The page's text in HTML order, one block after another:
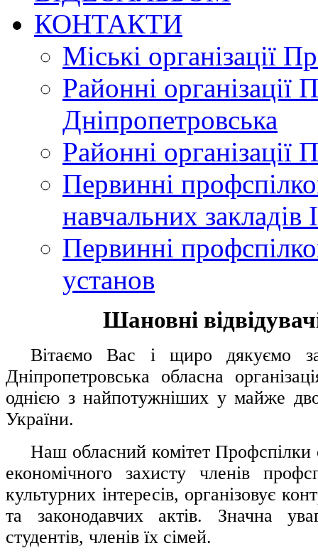
КОНТАКТИ
Міські організації
Районні організації
Дніпропетровська
Районні організації
Первинні
навчальних закладів
Первинні
установ
Шановні
Вітаємо Вас і щиро дякуємо за
Дніпропетровська обласна
однією з найпотужніших у майже
України.
Наш обласний комітет Профспілки
економічного захисту членів
культурних інтересів, організовує
та законодавчих актів. Значна
студентів, членів їх сімей.